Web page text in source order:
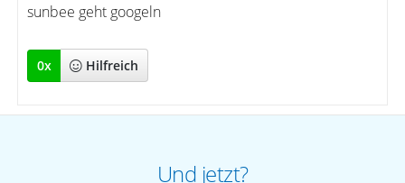
sunbee geht googeln
0x Hilfreich
Und jetzt?